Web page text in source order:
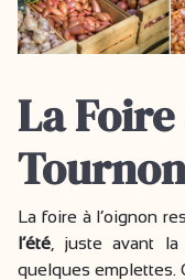
La Foire
La foire à l’oignon
l’été , juste avant
quelques emplettes.